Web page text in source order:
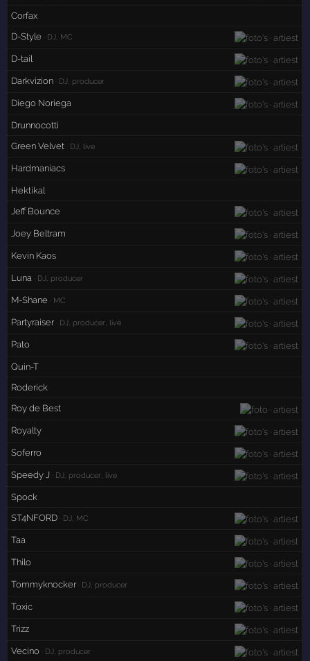
Corfax
D-Style
· DJ, MC
D-tail
Darkvizion · DJ, producer
Diego Noriega
Drunnocotti
Green Velvet · DJ, live
Hardmaniacs
Hektikal
Jeff Bounce
Joey Beltram
Kevin Kaos
Luna · DJ, producer
M-Shane · MC
Partyraiser· DJ, producer, live
Pato
Quin-T
Roderick
Roy de Best
Royalty
Soferro
Speedy J · DJ, producer, live
Spock
ST4NFORD · DJ, MC
Taa
Thilo
Tommyknocker· DJ, producer
Toxic
Trizz
Vecino · DJ, producer